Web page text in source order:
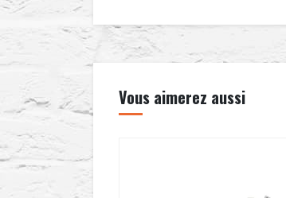
Vous aimerez aussi